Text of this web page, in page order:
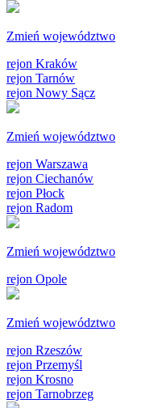
Zmień województwo
rejon Kraków
rejon Tarnów
rejon Nowy Sącz
Zmień województwo
rejon Warszawa
rejon Ciechanów
rejon Płock
rejon Radom
Zmień województwo
rejon Opole
Zmień województwo
rejon Rzeszów
rejon Przemyśl
rejon Krosno
rejon Tarnobrzeg